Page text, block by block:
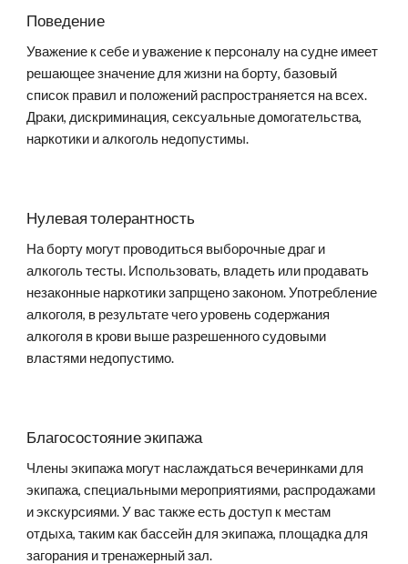
Поведение
Уважение к себе и уважение к персоналу на судне имеет
решающее значение для жизни на борту, базовый
список правил и положений распространяется на всех.
Драки, дискриминация, сексуальные домогательства,
наркотики и алкоголь недопустимы.
Нулевая толерантность
На борту могут проводиться выборочные драг и
алкоголь тесты. Использовать, владеть или продавать
незаконные наркотики запрщено законом. Употребление
алкоголя, в результате чего уровень содержания
алкоголя в крови выше разрешенного судовыми
властями недопустимо.
Благосостояние экипажа
Члены экипажа могут наслаждаться вечеринками для
экипажа, специальными мероприятиями, распродажами
и экскурсиями. У вас также есть доступ к местам
отдыха, таким как бассейн для экипажа, площадка для
загорания и тренажерный зал.